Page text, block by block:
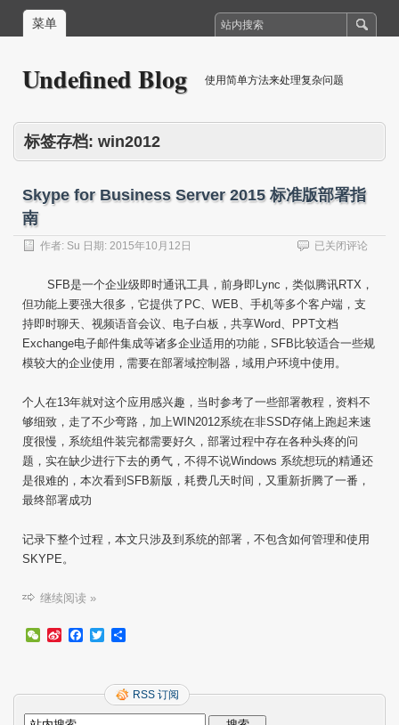
菜单
Undefined Blog 使用简单方法来处理复杂问题
标签存档: win2012
Skype for Business Server 2015 标准版部署指
南
作者: Su 日期: 2015年10月12日
Skype
Business
Server
2015
标
准
版
指
南
已关闭评论
SFB是一个企业级即时通讯工具，前身即Lync，类似腾讯RTX，
但功能上要强大很多，它提供了PC、WEB、手机等多个客户端，支
持即时聊天、视频语音会议、电子白板，共享Word、PPT文档
Exchange电子邮件集成等诸多企业适用的功能，SFB比较适合一些规
模较大的企业使用，需要在部署域控制器，域用户环境中使用。
个人在13年就对这个应用感兴趣，当时参考了一些部署教程，资料不
够细致，走了不少弯路，加上WIN2012系统在非SSD存储上跑起来速
度很慢，系统组件装完都需要好久，部署过程中存在各种头疼的问
题，实在缺少进行下去的勇气，不得不说Windows 系统想玩的精通还
是很难的，本次看到SFB新版，耗费几天时间，又重新折腾了一番，
最终部署成功
记录下整个过程，本文只涉及到系统的部署，不包含如何管理和使用
SKYPE。
继续阅读 »
WeChat
SinaFacebook
Twitter
RSS 订阅